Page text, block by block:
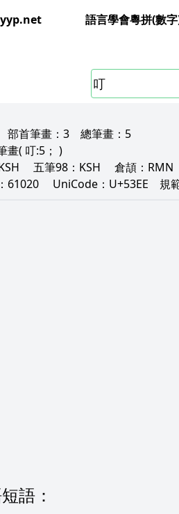
語言學會粵拼(數
部首筆畫： 3 總筆畫： 5
畫( 叮:5； )
五筆98： KSH 倉頡： RMN
61020 UniCode： U+53EE 規
語 ：